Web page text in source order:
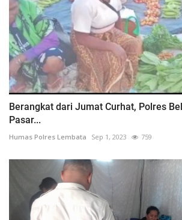
Berangkat dari Jumat Curhat, Polres
Pasar...
Humas Polres Lembata Sep 1, 2023 759